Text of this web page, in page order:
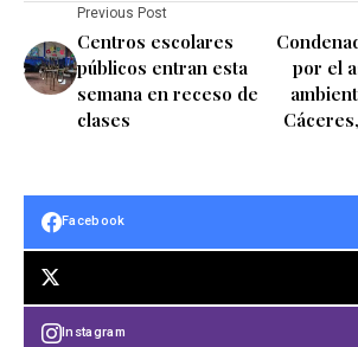
Previous Post
Centros escolares
públicos entran esta
semana en receso de
clases
por el
Facebook
Instagram